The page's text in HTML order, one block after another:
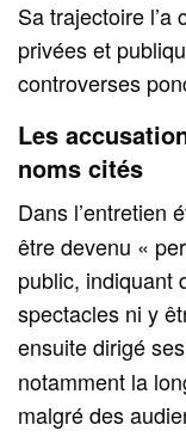
Sa trajectoire
privées et
controverses
Les
noms cités
Dans l’entretien
être devenu «
public, indiquant
spectacles ni y
ensuite dirigé
notamment la
malgré des